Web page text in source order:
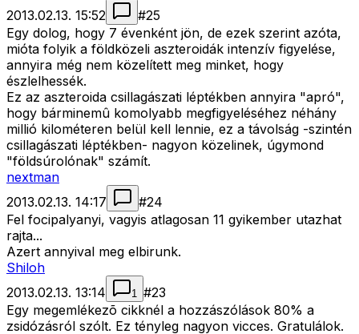
2013.02.13. 15:52
#25
Egy dolog, hogy 7 évenként jön, de ezek szerint azóta,
mióta folyik a földközeli aszteroidák intenzív figyelése,
annyira még nem közelített meg minket, hogy
észlelhessék.
Ez az aszteroida csillagászati léptékben annyira "apró",
hogy bárminemû komolyabb megfigyeléséhez néhány
millió kilométeren belül kell lennie, ez a távolság -szintén
csillagászati léptékben- nagyon közelinek, úgymond
"földsúrolónak" számít.
nextman
2013.02.13. 14:17
#24
Fel focipalyanyi, vagyis atlagosan 11 gyikember utazhat
rajta...
Azert annyival meg elbirunk.
Shiloh
2013.02.13. 13:14
1 #23
Egy megemlékezõ cikknél a hozzászólások 80% a
zsidózásról szólt. Ez tényleg nagyon vicces. Gratulálok.